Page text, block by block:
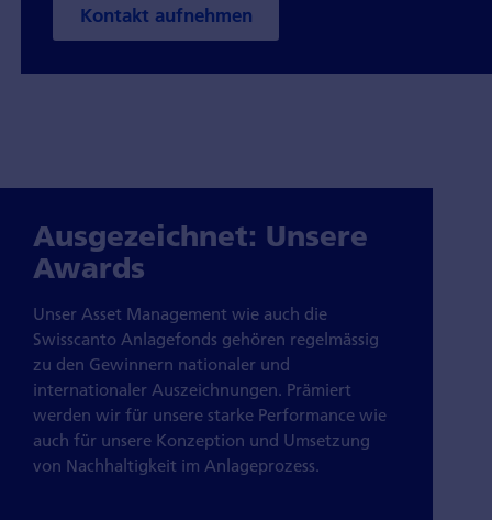
Kontakt aufnehmen
Ausgezeichnet: Unsere
Awards
Unser Asset Management wie auch die
Swisscanto Anlagefonds gehören regelmässig
zu den Gewinnern nationaler und
internationaler Auszeichnungen. Prämiert
werden wir für unsere starke Performance wie
auch für unsere Konzeption und Umsetzung
von Nachhaltigkeit im Anlageprozess.